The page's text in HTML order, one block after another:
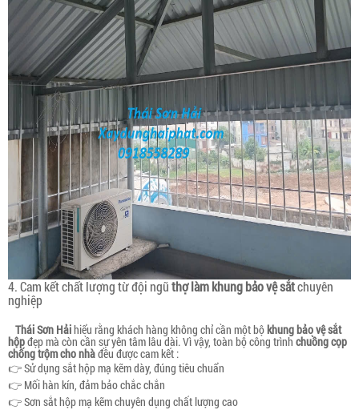
4. Cam kết chất lượng từ đội ngũthợ làm khung bảo vệ sắtchuyên
nghiệp
Thái Sơn Hảihiểu rằng khách hàng không chỉ cần một bộkhung bảo vệ sắt
hộpđẹp mà còn cần sự yên tâm lâu dài. Vì vậy, toàn bộ công trìnhchuồng cọp
chống trộm cho nhàđều được cam kết :
👉 Sử dụng sắt hộp mạ kẽm dày, đúng tiêu chuẩn
👉 Mối hàn kín, đảm bảo chắc chắn
👉 Sơn sắt hộp mạ kẽm chuyên dụng chất lượng cao